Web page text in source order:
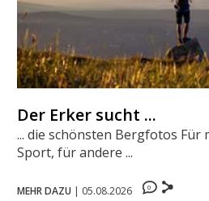
Der Erker sucht ...
... die schönsten Bergfotos Für
Sport, für andere ...
MEHR DAZU | 05.08.2026 0